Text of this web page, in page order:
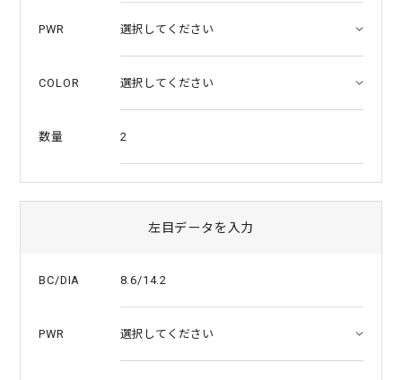
PWR
COLOR
数量 2
左目データを入力
BC/DIA 8.6/14.2
PWR